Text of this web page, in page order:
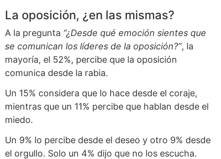
La oposición, ¿en las mismas?
A la pregunta “¿Desde qué emoción sientes que
se comunican los líderes de la oposición?”, la
mayoría, el 52%, percibe que la oposición
comunica desde la rabia.
Un 15% considera que lo hace desde el coraje,
mientras que un 11% percibe que hablan desde el
miedo.
Un 9% lo percibe desde el deseo y otro 9% desde
el orgullo. Solo un 4% dijo que no los escucha.